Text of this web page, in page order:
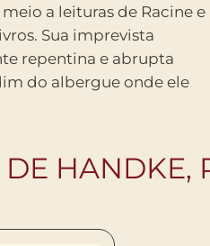
a leituras de Racine e
Sua imprevista
repentina e abrupta
do albergue onde ele
ja foram contadas e
decide ambientar
HANDKE,